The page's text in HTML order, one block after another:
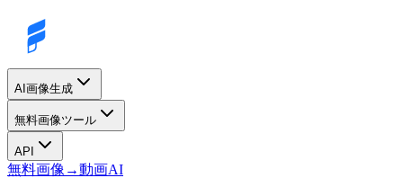
AI画像生成
無料画像ツール
API
無料画像→動画AI